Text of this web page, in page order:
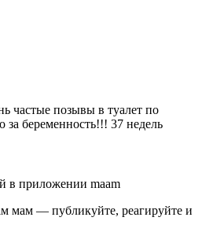
частые позывы в туалет по
за беременность!!! 37 недель
в приложении maam
мам — публикуйте, реагируйте и